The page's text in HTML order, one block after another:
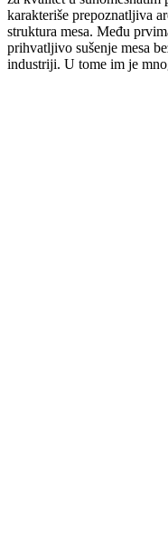
karakteriše prepoznatljiva
struktura mesa. Među
prihvatljivo sušenje mesa
industriji. U tome im je